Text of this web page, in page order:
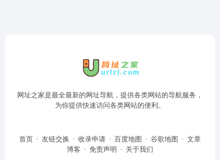
网址之家是最全最新的网址导航，提供各类网站的导航服务，
为你提供快速访问各类网站的便利。
首页 友链交换 收录申请 百度地图 谷歌地图
文章
博客
免责声明 关于我们